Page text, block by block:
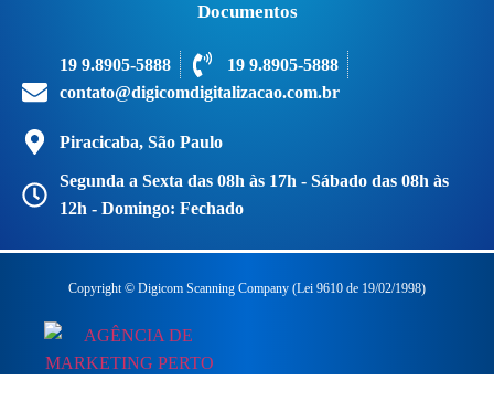
Documentos
19 9.8905-5888
19 9.8905-5888
contato@digicomdigitalizacao.com.br
Piracicaba, São Paulo
Segunda a Sexta das 08h às 17h - Sábado das 08h às
12h - Domingo: Fechado
Copyright © Digicom Scanning Company (Lei 9610 de 19/02/1998)